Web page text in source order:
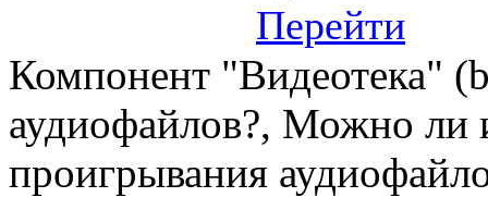
Перейти
Компонент "Видеотека"
аудиофайлов?, Можно ли
проигрывания